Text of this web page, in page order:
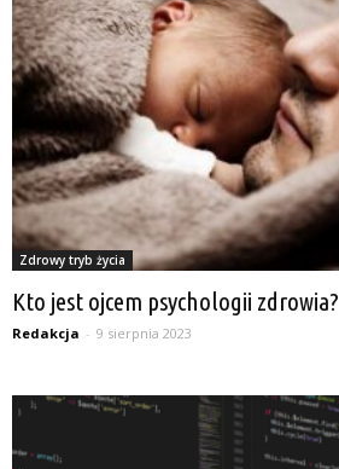
Zdrowy tryb życia
Kto jest ojcem psychologii zdrowia?
Redakcja - 9 sierpnia 2023